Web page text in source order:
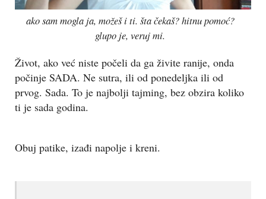
ako sam mogla ja, možeš i ti. šta čekaš? hitnu pomoć?
glupo je, veruj mi.
Život, ako već niste počeli da ga živite ranije, onda
počinje SADA. Ne sutra, ili od ponedeljka ili od
prvog. Sada. To je najbolji tajming, bez obzira koliko
ti je sada godina.
Obuj patike, izađi napolje i kreni.